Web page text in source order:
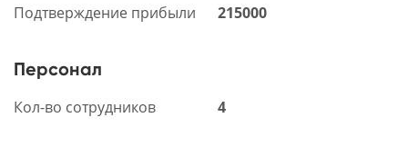
Подтверждение прибыли
215000
Персонал
Кол-во сотрудников 4